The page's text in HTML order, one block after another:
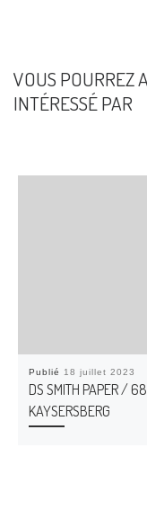
VOUS POURREZ
INTÉRESSÉ PAR
Publié 18 juillet 2023
DS SMITH PAPER / 68 .
KAYSERSBERG